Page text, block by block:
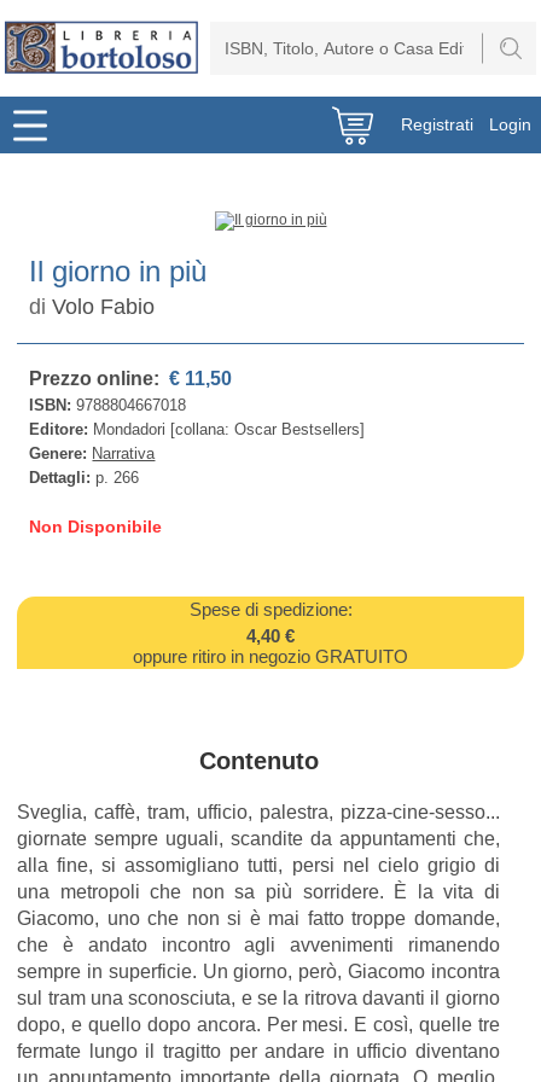
Registrati Login
Il giorno in più
diVolo Fabio
Prezzo online: € 11,50
ISBN:9788804667018
Editore: Mondadori [collana: Oscar Bestsellers]
Genere: Narrativa
Dettagli:p. 266
Non Disponibile
Spese di spedizione:
4,40 €
oppure ritiro in negozio GRATUITO
Contenuto
Sveglia, caffè, tram, ufficio, palestra, pizza-cine-sesso...
giornate sempre uguali, scandite da appuntamenti che,
alla fine, si assomigliano tutti, persi nel cielo grigio di
una metropoli che non sa più sorridere. È la vita di
Giacomo, uno che non si è mai fatto troppe domande,
che è andato incontro agli avvenimenti rimanendo
sempre in superficie. Un giorno, però, Giacomo incontra
sul tram una sconosciuta, e se la ritrova davanti il giorno
dopo, e quello dopo ancora. Per mesi. E così, quelle tre
fermate lungo il tragitto per andare in ufficio diventano
un appuntamento importante della giornata. O meglio,